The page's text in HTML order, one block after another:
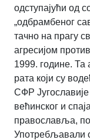
одступајући од
„одбрамбеног
тачно на прагу
агресијом
1999. године. Та
рата који су
СФР
већинског и
православља,
Употребљавали